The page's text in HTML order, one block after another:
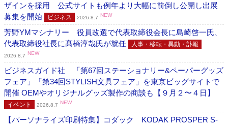
ザインを採用 公式サイトも例年より大幅に前倒し公開し出展
募集を開始
ビジネス 2026.8.7 NEW
芳野YMマシナリー 役員改選で代表取締役会長に島崎啓一氏、
代表取締役社長に髙橋淳哉氏が就任
人事・移転・異動・訃報
2026.8.7 NEW
ビジネスガイド社 「第67回ステーショナリー&ペーパーグッズ
フェア」「第34回STYLISH文具フェア」を東京ビッグサイトで
開催 OEMやオリジナルグッズ製作の商談も【９月２〜４日】
イベント 2026.8.7 NEW
【パーソナライズ印刷特集】コダック KODAK PROSPER S-